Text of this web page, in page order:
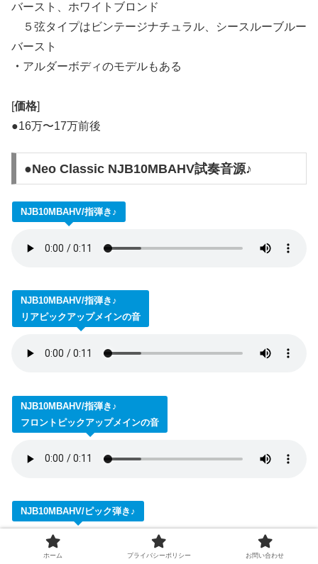
バースト、ホワイトブロンド
５弦タイプはビンテージナチュラル、シースルーブルー
バースト
・ アルダーボディのモデルもある
価格
●16万〜17万前後
●Neo Classic NJB10MBAHV試奏音源♪
NJB10MBAHV/指弾き♪
NJB10MBAHV/指弾き♪
リアピックアップメインの音
NJB10MBAHV/指弾き♪
フロントピックアップメインの音
NJB10MBAHV/ピック弾き♪
ホーム プライバシーポリシー お問い合わせ